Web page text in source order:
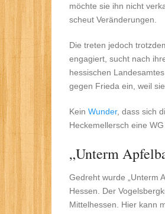
möchte sie ihn nicht
scheut Veränderungen.
Die treten jedoch
engagiert, sucht nach
hessischen
gegen Frieda ein, weil
Kein Wunder, dass sich
Heckemellersch eine
„Unterm
Gedreht wurde „Unterm
Hessen. Der
Mittelhessen. Hier kann